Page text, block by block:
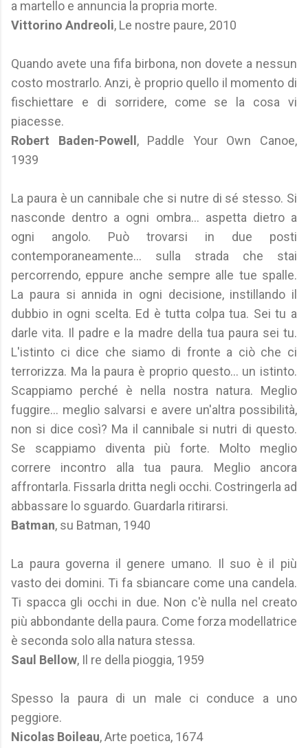
a martello e annuncia la propria morte.
Vittorino Andreoli, Le nostre paure, 2010
Quando avete una fifa birbona, non dovete a nessun
costo mostrarlo. Anzi, è proprio quello il momento di
fischiettare e di sorridere, come se la cosa vi
piacesse.
Robert Baden-Powell , Paddle Your Own Canoe,
1939
La paura è un cannibale che si nutre di sé stesso. Si
nasconde dentro a ogni ombra... aspetta dietro a
ogni angolo. Può trovarsi in due posti
contemporaneamente... sulla strada che stai
percorrendo, eppure anche sempre alle tue spalle.
La paura si annida in ogni decisione, instillando il
dubbio in ogni scelta. Ed è tutta colpa tua. Sei tu a
darle vita. Il padre e la madre della tua paura sei tu.
L'istinto ci dice che siamo di fronte a ciò che ci
terrorizza. Ma la paura è proprio questo... un istinto.
Scappiamo perché è nella nostra natura. Meglio
fuggire... meglio salvarsi e avere un'altra possibilità,
non si dice così? Ma il cannibale si nutri di questo.
Se scappiamo diventa più forte. Molto meglio
correre incontro alla tua paura. Meglio ancora
affrontarla. Fissarla dritta negli occhi. Costringerla ad
abbassare lo sguardo. Guardarla ritirarsi.
Batman, su Batman, 1940
La paura governa il genere umano. Il suo è il più
vasto dei domini. Ti fa sbiancare come una candela.
Ti spacca gli occhi in due. Non c'è nulla nel creato
più abbondante della paura. Come forza modellatrice
è seconda solo alla natura stessa.
Saul Bellow, Il re della pioggia, 1959
Spesso la paura di un male ci conduce a uno
peggiore.
Nicolas Boileau, Arte poetica, 1674